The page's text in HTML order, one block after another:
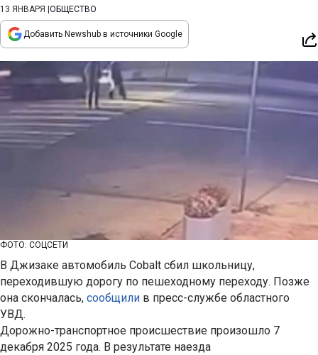
13 ЯНВАРЯ ОБЩЕСТВО
Добавить Newshub в источники Google
ФОТО: СОЦСЕТИ
В Джизаке автомобиль Cobalt сбил школьницу,
переходившую дорогу по пешеходному переходу. Позже
она скончалась, сообщили в пресс-службе областного
УВД.
Дорожно-транспортное происшествие произошло 7
декабря 2025 года. В результате наезда